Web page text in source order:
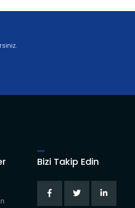
Bizi Takip Edin